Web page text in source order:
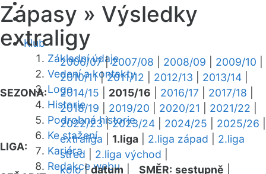
Klub
Základní údaje
Vedení a kontakty
Logo
Historie
Podrobná historie
Ke stažení
Kariéra
Redakce webu
Zápasy » Výsledky
extraligy
SEZONA:
2006/07|2007/08 2008/09 2009/10
2010/11|2011/12 2012/13 2013/14
2014/15
2015/16 2016/17 2017/18
2018/19
2019/20 2020/21 2021/22
2022/23|2023/24 2024/25 2025/26
LIGA:
extraliga 1.liga 2.liga západ
2.liga
střed
2.liga východ
kolo|datum SMĚR: sestupně